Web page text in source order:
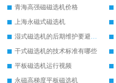
青海高强磁磁选机价格
上海永磁式磁选机
湿式磁选机的后期维护要避开哪些坑
干式磁选机的技术标准有哪些
平板磁选机运行视频
永磁高梯度平板磁选机